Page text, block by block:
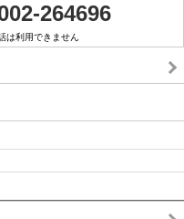
264696
は利用できません